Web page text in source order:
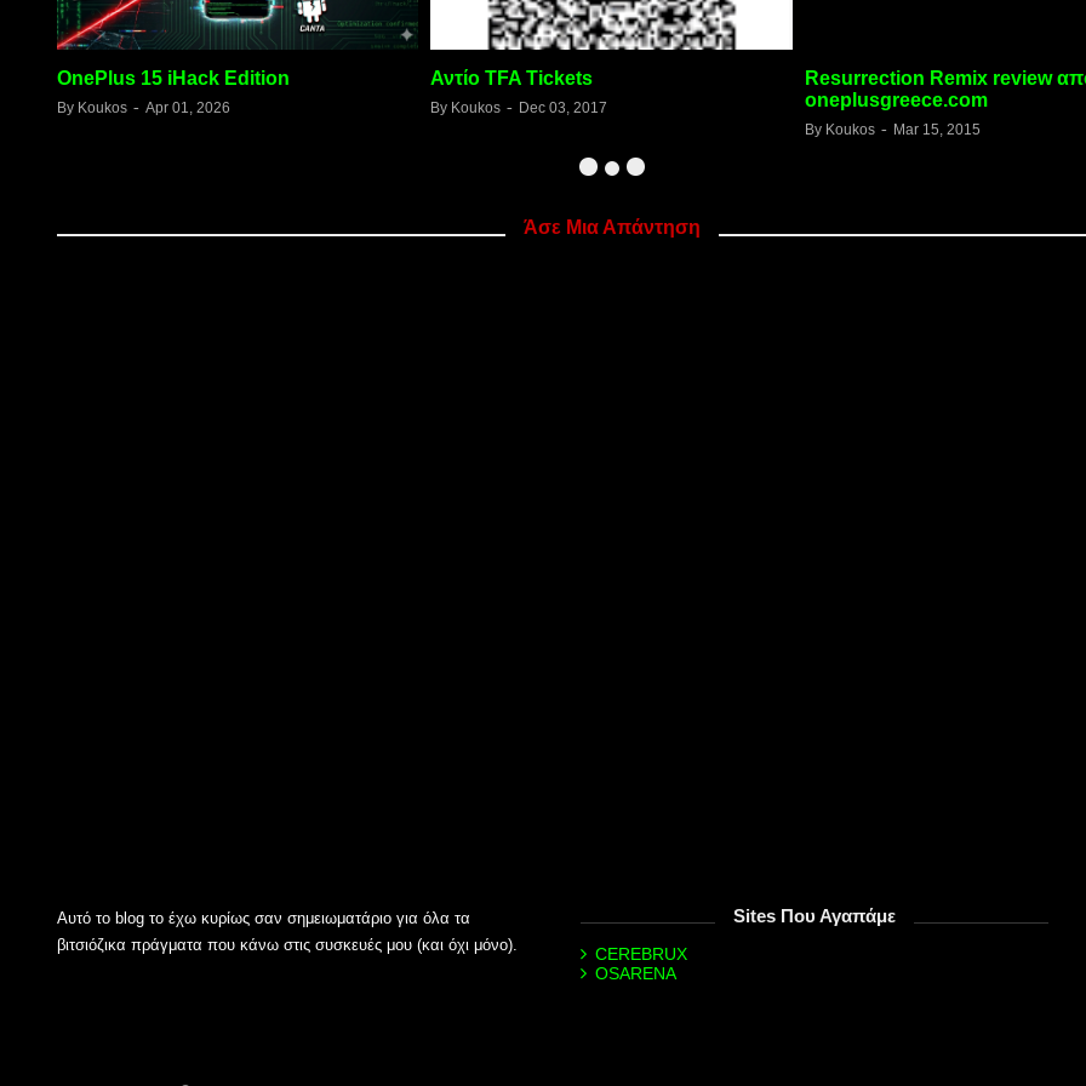
OnePlus 15 iHack Edition
ByKoukos Apr 01, 2026
Αντίο TFA Tickets
By Koukos Dec 03, 2017
Resurrection Remix review
oneplusgreece.com
ByKoukos Mar 15, 2015
Άσε Μια Απάντηση
Αυτό το blog το έχω κυρίως σαν σημειωματάριο για όλα τα
βιτσιόζικα πράγματα που κάνω στις συσκευές μου (και όχι μόνο).
Sites Που Αγαπάμε
CEREBRUX
OSARENA